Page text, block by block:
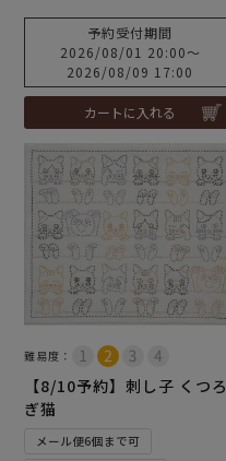
予約受付期間
2026/08/01 20:00〜
2026/08/09 17:00
カートに入れる
難易度：
【8/10予約】刺し子 くつろ
ぎ猫
メール便6個まで可